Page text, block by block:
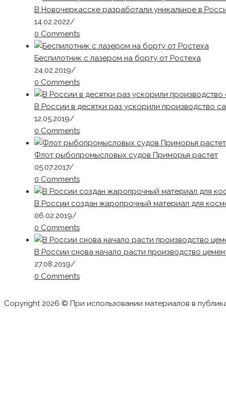
В Новочеркасске разработали уникальное в
14.02.2022/
0 Comments
Беспилотник с лазером на борту от Ростеха
24.02.2019/
0 Comments
В России в десятки раз ускорили производство
12.05.2019/
0 Comments
Флот рыбопромысловых судов Приморья растет
05.07.2017/
0 Comments
В России создан жаропрочный материал для
06.02.2019/
0 Comments
В России снова начало расти производство
27.08.2019/
0 Comments
Copyright 2026 © При использовании материалов в